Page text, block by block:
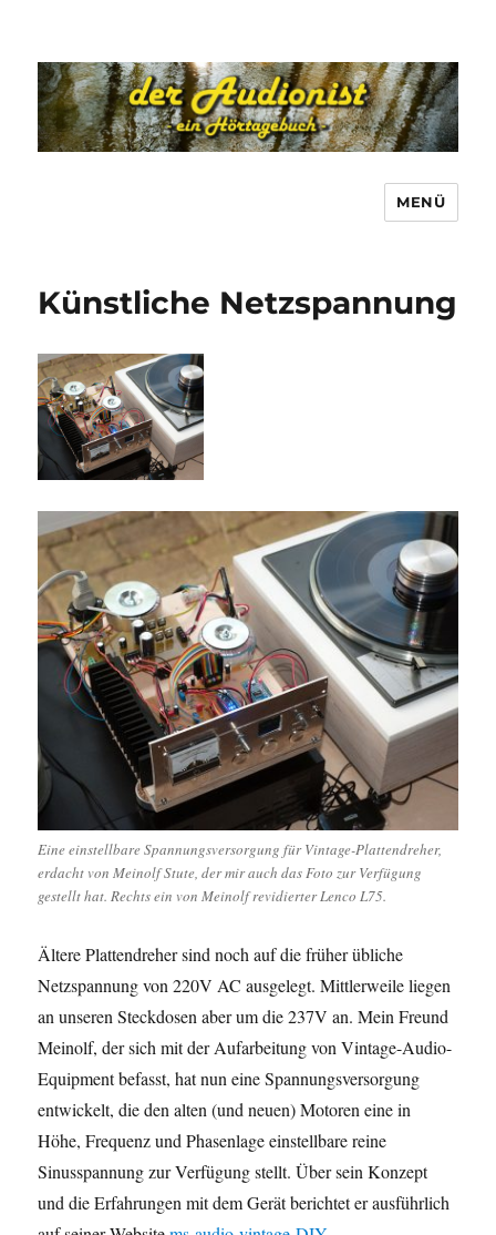
MENÜ
Künstliche Netzspannung
Eine einstellbare Spannungsversorgung für Vintage-Plattendreher,
erdacht von Meinolf Stute, der mir auch das Foto zur Verfügung
gestellt hat. Rechts ein von Meinolf revidierter Lenco L75.
Ältere Plattendreher sind noch auf die früher übliche
Netzspannung von 220V AC ausgelegt. Mittlerweile liegen
an unseren Steckdosen aber um die 237V an. Mein Freund
Meinolf, der sich mit der Aufarbeitung von Vintage-Audio-
Equipment befasst, hat nun eine Spannungsversorgung
entwickelt, die den alten (und neuen) Motoren eine in
Höhe, Frequenz und Phasenlage einstellbare reine
Sinusspannung zur Verfügung stellt. Über sein Konzept
und die Erfahrungen mit dem Gerät berichtet er ausführlich